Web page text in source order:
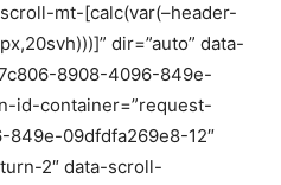
mt-[calc(var(–header-
dir=”auto” data-
8908-4096-849e-
id-container=”request-
849e-09dfdfa269e8-12″
2″ data-scroll-